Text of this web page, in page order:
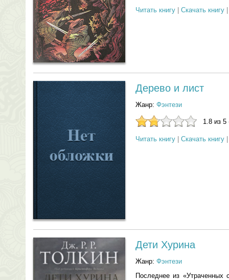
Читать книгу Скачать книгу
Дерево и лист
Жанр: Фэнтези
1.8 из 5
Читать книгу Скачать книгу
Дети Хурина
Жанр: Фэнтези
Последнее из «Утраченных